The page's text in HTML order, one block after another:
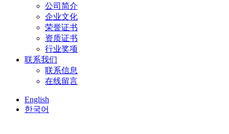
公司简介
企业文化
荣誉证书
资质证书
行业奖项
联系我们
联系信息
在线留言
English
한국어